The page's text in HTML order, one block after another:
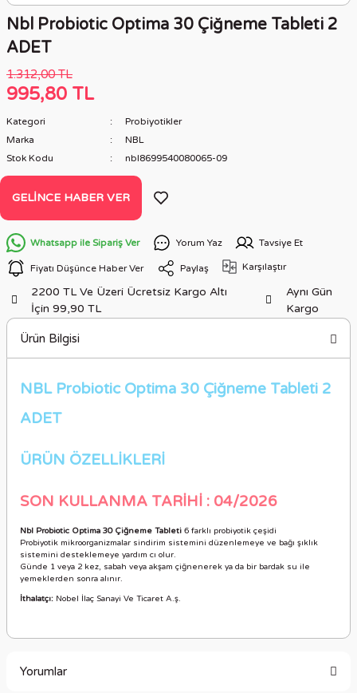
Nbl Probiotic Optima 30 Çiğneme Tableti 2
ADET
1.312,00 TL
995,80 TL
Kategori
Probiyotikler
Marka
NBL
Stok Kodu
nbl8699540080065-09
GELINCE HABER VER
Whatsapp ile Sipariş Ver Yorum Yaz Tavsiye Et
Fiyatı Düşünce Haber Ver Paylaş Karşılaştır
2200 TL Ve Üzeri Ücretsiz Kargo Altı
İçin 99,90 TL
Aynı Gün
Kargo
Ürün Bilgisi
NBL Probiotic Optima 30 Çiğneme Tableti 2
ADET
ÜRÜN ÖZELLİKLERİ
SON KULLANMA TARİHİ : 04/2026
Nbl Probiotic Optima 30 Çiğneme Tableti 6 farklı probiyotik çeşidi
Probiyotik mikroorganizmalar sindirim sistemini düzenlemeye ve bağı şıklık
sistemini desteklemeye yardım cı olur.
Günde 1 veya 2 kez, sabah veya akşam çiğnenerek ya da bir bardak su ile
yemeklerden sonra alınır.
İthalatçı: Nobel İlaç Sanayi Ve Ticaret A.ş.
Yorumlar